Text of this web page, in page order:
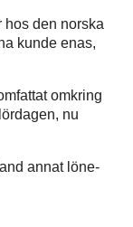
hos den norska
kunde enas,
omkring
nu
annat löne-